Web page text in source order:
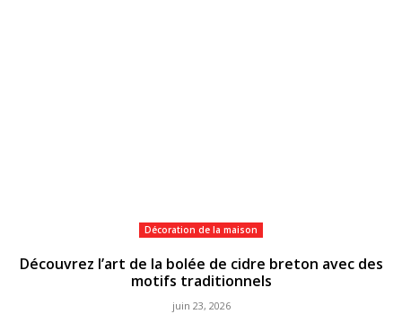
Décoration de la maison
Découvrez l’art de la bolée de cidre breton avec des
motifs traditionnels
juin 23, 2026